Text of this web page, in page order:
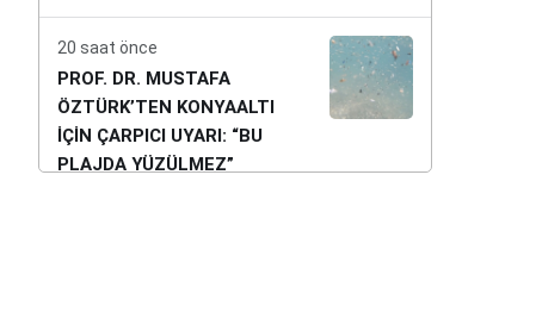
20 saat önce
PROF. DR. MUSTAFA
ÖZTÜRK’TEN KONYAALTI
İÇİN ÇARPICI UYARI: “BU
PLAJDA YÜZÜLMEZ”